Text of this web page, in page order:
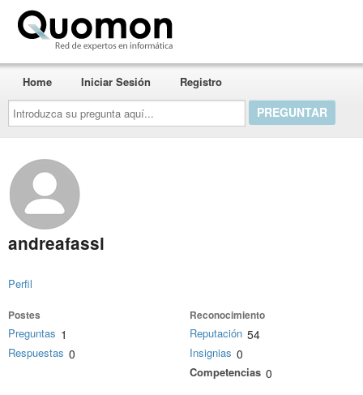
Introduzca
su
pregunta
aquí...
Home Iniciar Sesión Registro
andreafassi
Perfil
Postes
Preguntas 1
Respuestas 0
Reconocimiento
Reputación 54
Insignias 0
Competencias 0